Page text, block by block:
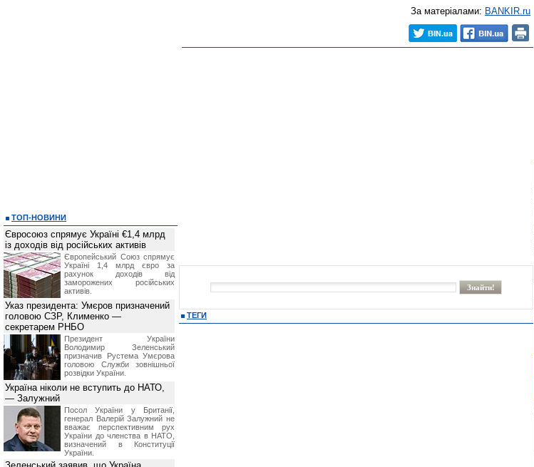
За матеріалами: BANKIR.ru
ТЕГИ
ТОП-НОВИНИ
Євросоюз спрямує Україні €1,4 млрд
із доходів від російських активів
Європейський Союз спрямує
Україні 1,4 млрд євро за
рахунок доходів від
заморожених російських
активів.
Указ президента: Умєров призначений
головою СЗР, Клименко —
секретарем РНБО
Президент України
Володимир Зеленський
призначив Pустема Умєрова
головою Служби зовнішньої
розвідки України.
Україна ніколи не вступить до НАТО,
— Залужний
Посол України у Британії,
генерал Валерій Залужний не
вважає перспективним рух
України до членства в НАТО,
визначений в Конституції
України.